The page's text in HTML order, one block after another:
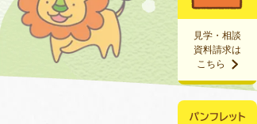
見学・相談
資料請求は
こちら